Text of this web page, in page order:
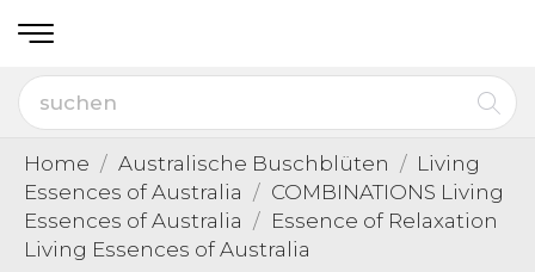
Home Australische Buschblüten
Living
Essences of Australia
COMBINATIONS Living
Essences of Australia
Essence of Relaxation
Living Essences of Australia